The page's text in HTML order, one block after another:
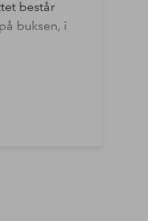
består
buksen, i